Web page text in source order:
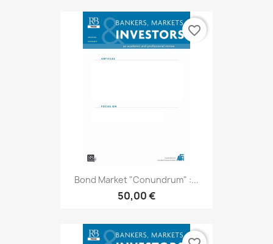
Bond Market "Conundrum" :...
50,00 €
favorite_border